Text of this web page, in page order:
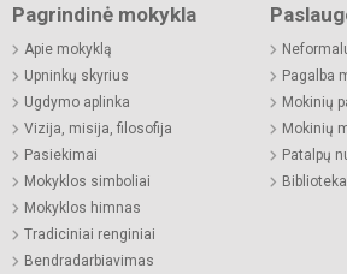
Pagrindinė mokykla
Apie mokyklą
Upninkų skyrius
Ugdymo aplinka
Vizija, misija, filosofija
Pasiekimai
Mokyklos simboliai
Mokyklos himnas
Tradiciniai renginiai
Bendradarbiavimas
Pagalba
Mokinių
Mokinių
Patalpų
Biblioteka